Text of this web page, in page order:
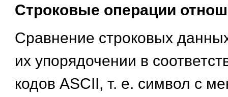
Строковые операции
Сравнение строковых
их упорядочении в
кодов ASCII, т. е. символ с